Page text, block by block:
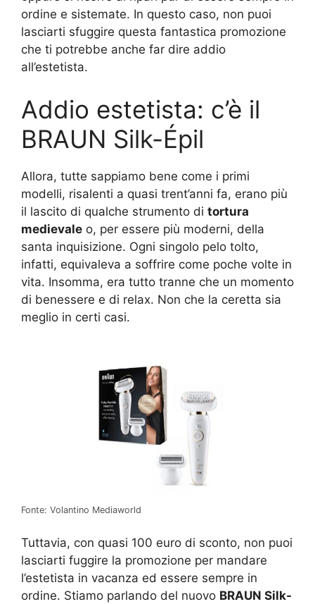
ordine e sistemate. In questo caso, non puoi
lasciarti sfuggire questa fantastica promozione
che ti potrebbe anche far dire addio
all’estetista.
Addio estetista: c’è il
BRAUN Silk-Épil
Allora, tutte sappiamo bene come i primi
modelli, risalenti a quasi trent’anni fa, erano più
il lascito di qualche strumento di tortura
medievale o, per essere più moderni, della
santa inquisizione. Ogni singolo pelo tolto,
infatti, equivaleva a soffrire come poche volte in
vita. Insomma, era tutto tranne che un momento
di benessere e di relax. Non che la ceretta sia
meglio in certi casi.
Fonte: Volantino Mediaworld
Tuttavia, con quasi 100 euro di sconto, non puoi
lasciarti fuggire la promozione per mandare
l’estetista in vacanza ed essere sempre in
ordine. Stiamo parlando del nuovo BRAUN Silk-